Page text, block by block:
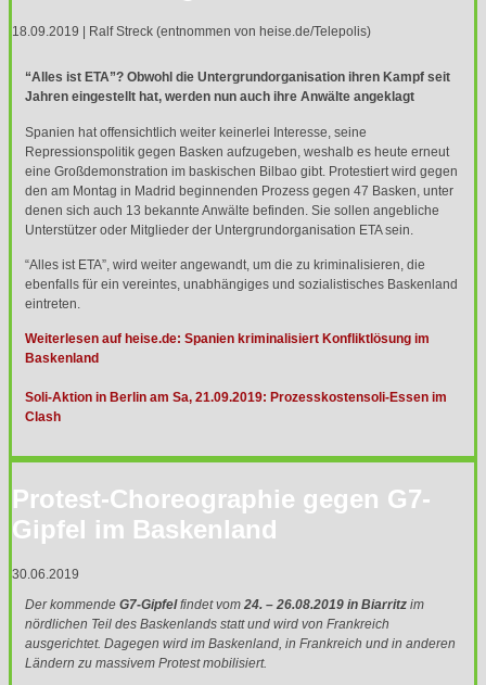
18.09.2019 | Ralf Streck (entnommen von heise.de/Telepolis)
“Alles ist ETA”? Obwohl die Untergrundorganisation ihren Kampf seit
Jahren eingestellt hat, werden nun auch ihre Anwälte angeklagt
Spanien hat offensichtlich weiter keinerlei Interesse, seine
Repressionspolitik gegen Basken aufzugeben, weshalb es heute erneut
eine Großdemonstration im baskischen Bilbao gibt. Protestiert wird gegen
den am Montag in Madrid beginnenden Prozess gegen 47 Basken, unter
denen sich auch 13 bekannte Anwälte befinden. Sie sollen angebliche
Unterstützer oder Mitglieder der Untergrundorganisation ETAsein.
“Alles ist ETA”, wird weiter angewandt, um die zu kriminalisieren, die
ebenfalls für ein vereintes, unabhängiges und sozialistisches Baskenland
eintreten.
Weiterlesen auf heise.de: Spanien kriminalisiert Konfliktlösung im
Baskenland
Soli-Aktion in Berlin am Sa, 21.09.2019: Prozesskostensoli-Essen im
Clash
Protest-Choreographie gegen G7-
Gipfel im Baskenland
30.06.2019
Der kommendeG7-Gipfelfindet vom24. – 26.08.2019 in Biarritz im
nördlichen Teil des Baskenlands statt und wird von Frankreich
ausgerichtet. Dagegen wird im Baskenland, in Frankreich und in anderen
Ländern zu massivem Protest mobilisiert.